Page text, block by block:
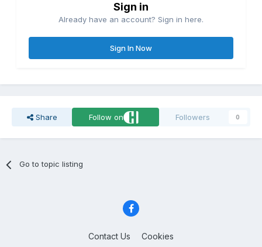
Sign in
Already have an account? Sign in here.
Sign In Now
Share Follow on Followers 0
Go to topic listing
Contact Us Cookies